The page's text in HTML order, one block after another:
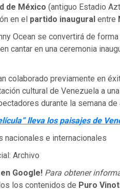
de México (antiguo Estadio
en elpartido inaugural entre
Ocean se convertirá de
cantar en una ceremonia
colaborado previamente en
cultural de Venezuela a
durante la semana de
lleva los paisajes de
nacionales e internacionales
Archivo
Google! Para obtener
los contenidos de Puro